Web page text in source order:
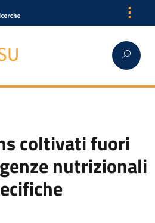
⋮
coltivati fuori
nutrizionali